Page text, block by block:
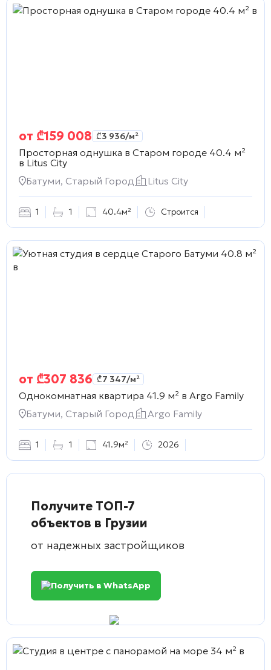
от ₾159 008 ₾3 936/м²
Просторная однушка в Старом городе 40.4 м²
в Litus City
Батуми, Старый Город
Litus City
1 1 40.4м² Строится
от ₾307 836 ₾7 347/м²
Однокомнатная квартира 41.9 м² в Argo Family
Батуми, Старый Город
Argo Family
1 1 41.9м² 2026
Получите ТОП-7
объектов в Грузии
от надежных застройщиков
Получить в WhatsApp